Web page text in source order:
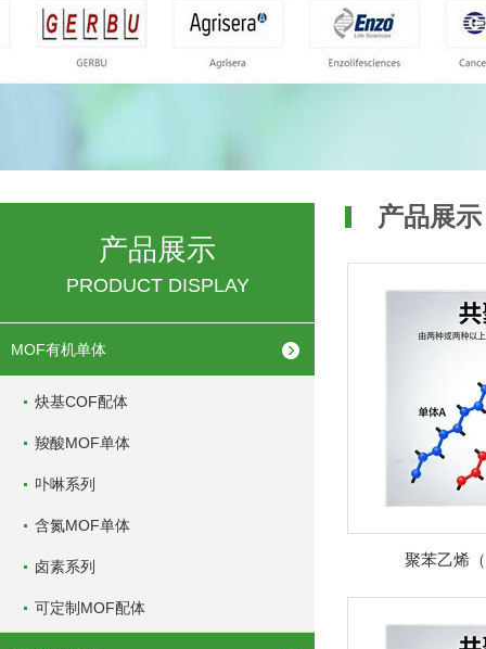
产品展示
PRODUCT DISPLAY
MOF有机单体
炔基COF配体
羧酸MOF单体
卟啉系列
含氮MOF单体
卤素系列
可定制MOF配体
产品展示
聚苯乙烯